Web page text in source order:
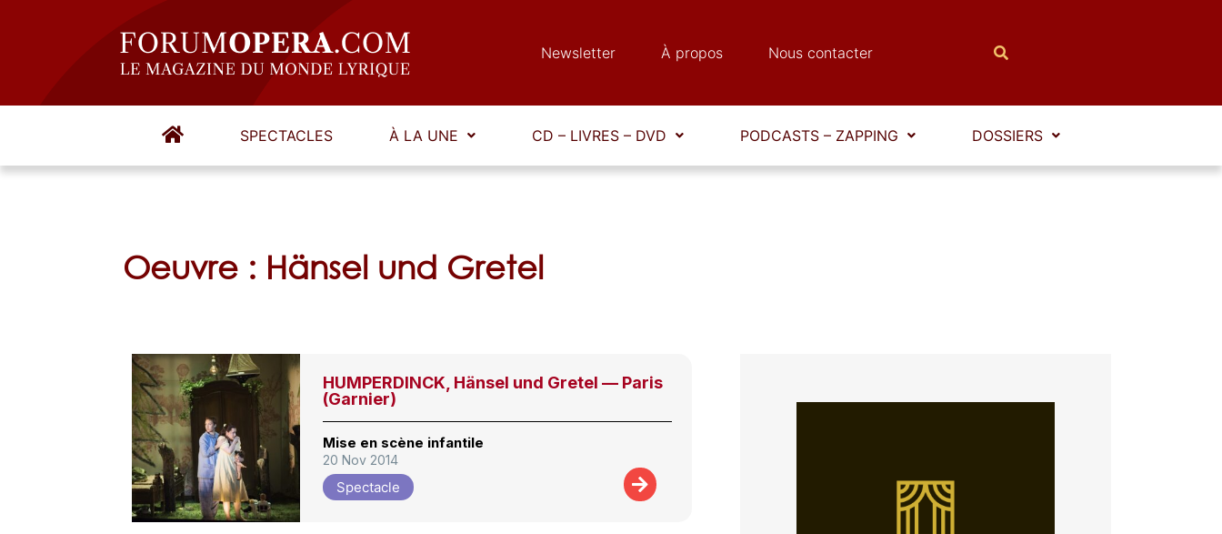
Newsletter À propos Nous contacter
SPECTACLES À LA UNE CD – LIVRES – DVD PODCASTS – ZAPPING DOSSIERS
Oeuvre : Hänsel und Gretel
HUMPERDINCK, Hänsel und Gretel — Paris
(Garnier)
Mise en scène infantile
20 Nov 2014
Spectacle